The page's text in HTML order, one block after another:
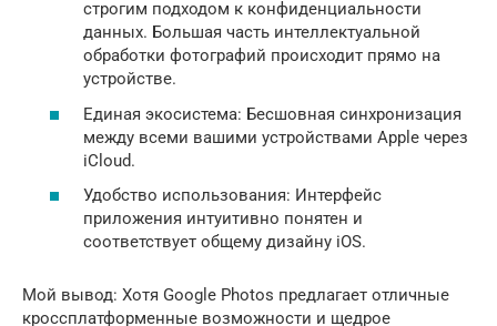
строгим подходом к конфиденциальности
данных. Большая часть интеллектуальной
обработки фотографий происходит прямо на
устройстве.
Единая экосистема: Бесшовная синхронизация
между всеми вашими устройствами Apple через
iCloud.
Удобство использования: Интерфейс
приложения интуитивно понятен и
соответствует общему дизайну iOS.
Мой вывод: Хотя Google Photos предлагает отличные
кроссплатформенные возможности и щедрое